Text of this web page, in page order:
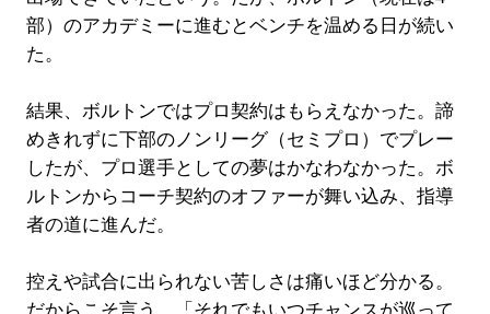
部）のアカデミーに進むとベンチを温める日が続い
た。
結果、ボルトンではプロ契約はもらえなかった。諦
めきれずに下部のノンリーグ（セミプロ）でプレー
したが、プロ選手としての夢はかなわなかった。ボ
ルトンからコーチ契約のオファーが舞い込み、指導
者の道に進んだ。
控えや試合に出られない苦しさは痛いほど分かる。